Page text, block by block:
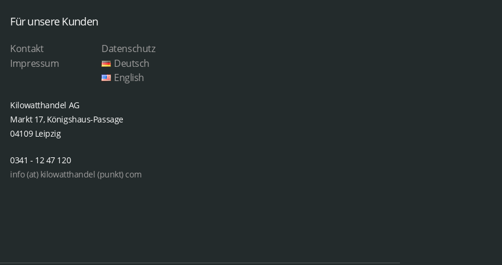
Für unsere Kunden
Kontakt
Datenschutz
Impressum
Deutsch
English
Kilowatthandel AG
Markt 17, Königshaus-Passage
04109 Leipzig
0341 - 12 47 120
info (at) kilowatthandel (punkt) com